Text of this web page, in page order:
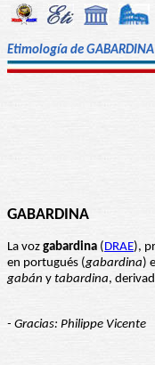
Etimología de GABARDINA
GABARDINA
La voz gabardina (DRAE),
en portugués (gabardina)
gabán y tabardina,
- Gracias: Philippe Vicente